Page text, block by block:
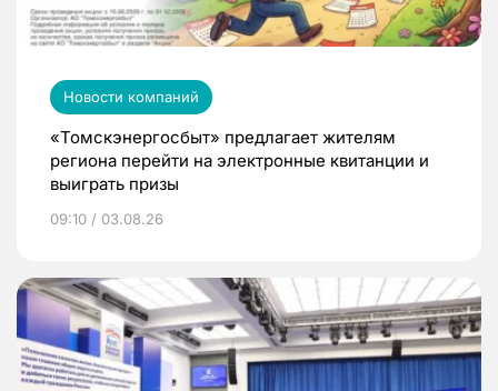
Новости компаний
«Томскэнергосбыт» предлагает жителям
региона перейти на электронные квитанции и
выиграть призы
09:10 / 03.08.26